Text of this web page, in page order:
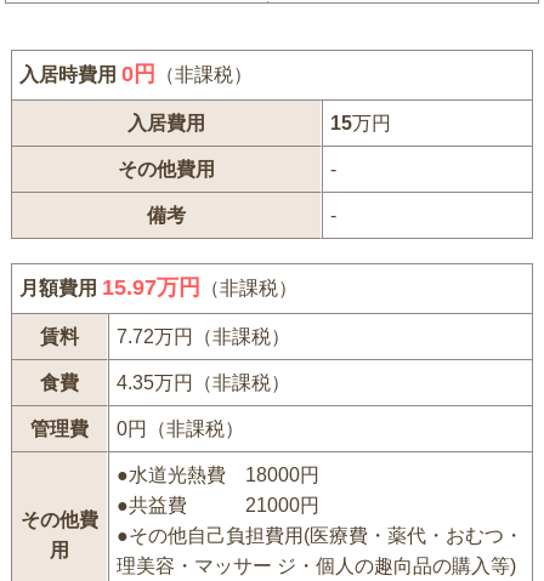
入居時費用0 円 （非課税）
入居費用 15万円
その他費用 -
備考 -
月額費用 15.97万円 （非課税）
賃料 7.72万円（非課税）
食費 4.35万円（非課税）
管理費 0円（非課税）
その他費
用
●水道光熱費 18000円
●共益費 21000円
●その他自己負担費用(医療費・薬代・おむつ・
理美容・マッサー ジ・個人の趣向品の購入等)